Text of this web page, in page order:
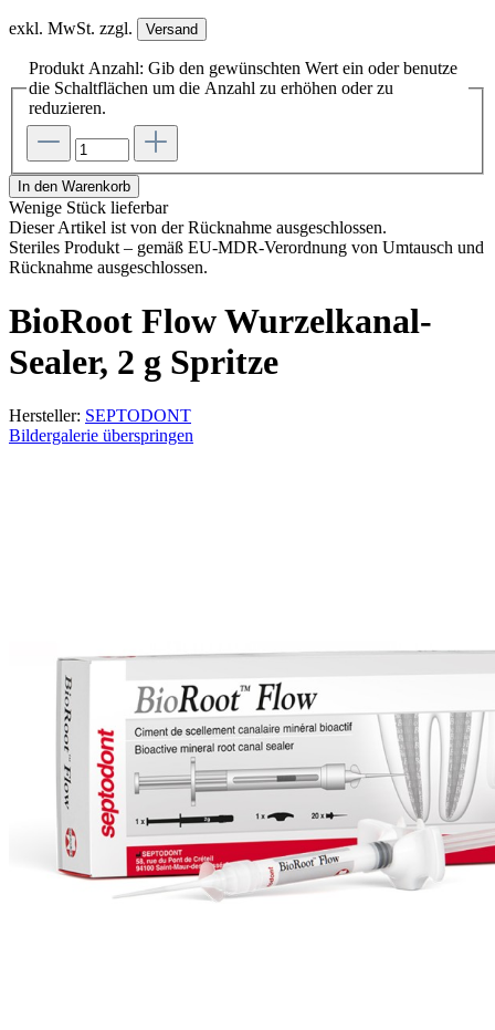
exkl. MwSt. zzgl. Versand
Produkt Anzahl: Gib den gewünschten Wert ein oder benutze
die Schaltflächen um die Anzahl zu erhöhen oder zu
reduzieren.
In den Warenkorb
Wenige Stück lieferbar
Dieser Artikel ist von der Rücknahme ausgeschlossen.
Steriles Produkt – gemäß EU-MDR-Verordnung von Umtausch und
Rücknahme ausgeschlossen.
BioRoot Flow Wurzelkanal-
Sealer, 2 g Spritze
Hersteller: SEPTODONT
Bildergalerie überspringen